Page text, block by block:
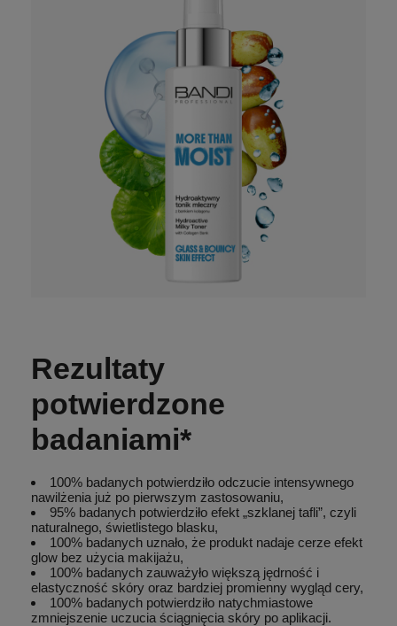
Rezultaty
potwierdzone
badaniami*
100% badanych potwierdziło odczucie intensywnego
nawilżenia już po pierwszym zastosowaniu,
95% badanych potwierdziło efekt „szklanej tafli”, czyli
naturalnego, świetlistego blasku,
100% badanych uznało, że produkt nadaje cerze efekt
glow bez użycia makijażu,
100% badanych zauważyło większą jędrność i
elastyczność skóry oraz bardziej promienny wygląd cery,
100% badanych potwierdziło natychmiastowe
zmniejszenie uczucia ściągnięcia skóry po aplikacji.